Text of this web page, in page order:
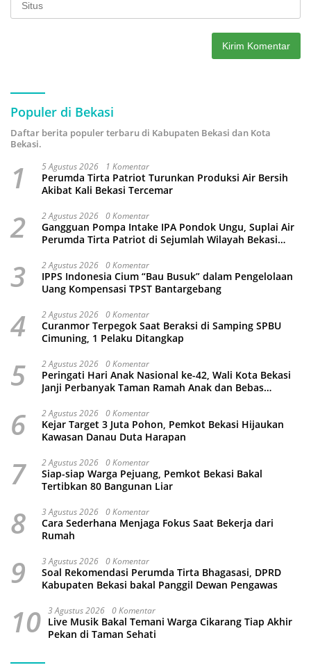
Populer di Bekasi
Daftar berita populer terbaru di Kabupaten Bekasi dan Kota
Bekasi.
1 5 Agustus 2026 1 Komentar
Perumda Tirta Patriot Turunkan Produksi Air Bersih
Akibat Kali Bekasi Tercemar
2 2 Agustus 2026 0 Komentar
Gangguan Pompa Intake IPA Pondok Ungu, Suplai Air
Perumda Tirta Patriot di Sejumlah Wilayah Bekasi
3 2 Agustus 2026 0 Komentar
IPPS Indonesia Cium “Bau Busuk” dalam Pengelolaan
Uang Kompensasi TPST Bantargebang
4 2 Agustus 2026 0 Komentar
Curanmor Terpegok Saat Beraksi di Samping SPBU
Cimuning, 1 Pelaku Ditangkap
5 2 Agustus 2026 0 Komentar
Peringati Hari Anak Nasional ke-42, Wali Kota Bekasi
Janji Perbanyak Taman Ramah Anak dan Bebas
6 2 Agustus 2026 0 Komentar
Kejar Target 3 Juta Pohon, Pemkot Bekasi Hijaukan
Kawasan Danau Duta Harapan
7 2 Agustus 2026 0 Komentar
Siap-siap Warga Pejuang, Pemkot Bekasi Bakal
Tertibkan 80 Bangunan Liar
8 3 Agustus 2026 0 Komentar
Cara Sederhana Menjaga Fokus Saat Bekerja dari
Rumah
9 3 Agustus 2026 0 Komentar
Soal Rekomendasi Perumda Tirta Bhagasasi, DPRD
Kabupaten Bekasi bakal Panggil Dewan Pengawas
10 3 Agustus 2026 0 Komentar
Live Musik Bakal Temani Warga Cikarang Tiap Akhir
Pekan di Taman Sehati